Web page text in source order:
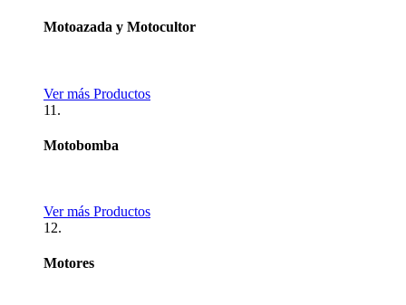
Motoazada y Motocultor
Ver más Productos
11.
Motobomba
Ver más Productos
12.
Motores